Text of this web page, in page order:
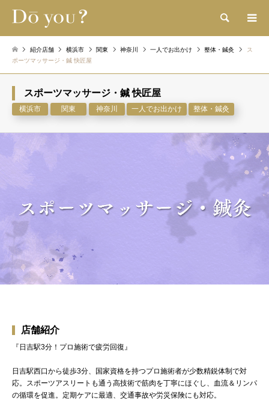
検索
紹介店舗 横浜市 関東 神奈川 一人でお出かけ 整体・鍼灸
ス
ポーツマッサージ・鍼 快匠屋
スポーツマッサージ・鍼 快匠屋
横浜市 関東 神奈川 一人でお出かけ 整体・鍼灸
店舗紹介
『日吉駅3分！プロ施術で疲労回復』
日吉駅西口から徒歩3分、国家資格を持つプロ施術者が少数精鋭体制で対
応。スポーツアスリートも通う高技術で筋肉を丁寧にほぐし、血流＆リンパ
の循環を促進。定期ケアに最適、交通事故や労災保険にも対応。